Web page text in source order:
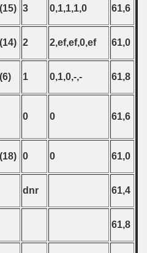
(15) 3 0,1,1,1,0 61,6
(14) 2 2,ef,ef,0,ef 61,0
(6) 1 0,1,0,-,- 61,8
0 0 61,6
(18) 0 0 61,0
dnr 61,4
61,8